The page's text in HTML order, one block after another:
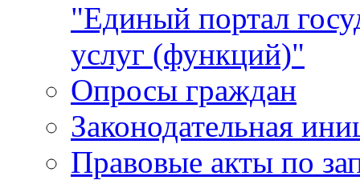
"Единый портал
услуг (функций)"
Опросы граждан
Законодательная
Правовые акты по